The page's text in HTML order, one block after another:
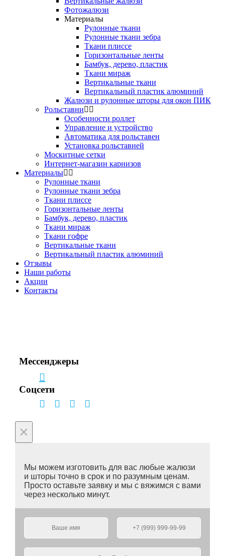
Фотожалюзи
Материалы
Рулонные ткани
Рулонные ткани зебра
Ткани плиссе
Горизонтальные ленты
Бамбук, дерево, пластик
Ткани мираж
Вертикальные ткани
Вертикальный пластик алюминий
Жалюзи и рулонные шторы для окон ПИК
Рольставни
Особенности роллет
Управление и устройство
Автоматика для рольставен
Установка рольставней
Москитные сетки
Интернет-магазин карнизов
Материалы
Рулонные ткани
Рулонные ткани зебра
Ткани плиссе
Горизонтальные ленты
Бамбук, дерево, пластик
Ткани мираж
Ткани гофре
Вертикальные ткани
Вертикальный пластик алюминий
Отзывы
Наши работы
Акции
Контакты
Мессенджеры
Соцсети
×
Мы можем изготовить для вас любые жалюзи
и шторы точно в срок и по разумным ценам.
Просто оставьте заявку и мы с вяжимся с вами
через несколько минут.